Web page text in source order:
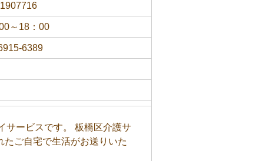
～18：00
6389
サービスです。 板橋区介護サ
ご自宅で生活がお送りいた